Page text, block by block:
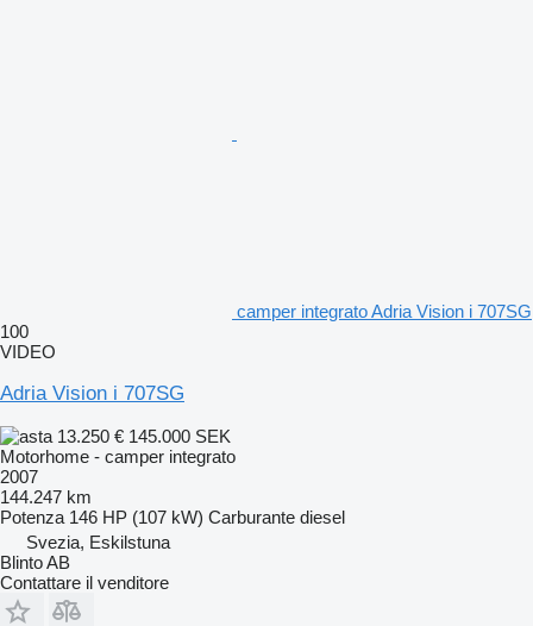
camper integrato Adria Vision i 707SG
100
VIDEO
Adria Vision i 707SG
13.250 € 145.000 SEK
Motorhome - camper integrato
2007
144.247 km
Potenza 146 HP (107 kW) Carburante diesel
Svezia, Eskilstuna
Blinto AB
Contattare il venditore